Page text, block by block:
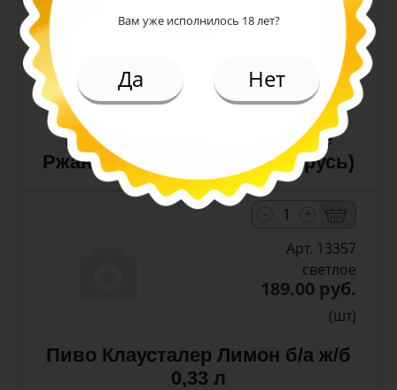
темное
Алк: 5%
Плотность: 11.6%
186.00 руб.
(шт)
Пиво Лидское Жигулевское
Ржаное 5,0% с/т 0,5 л (Беларусь)
Арт. 13357
светлое
189.00 руб.
(шт)
Пиво Клаусталер Лимон б/а ж/б
0,33 л
Вам уже исполнилось 18 лет?
Да Нет